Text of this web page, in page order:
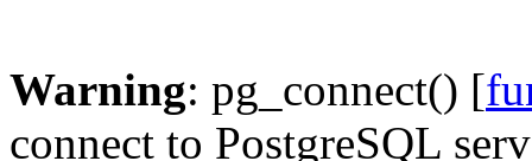
Warning: pg_connect() [
connect to PostgreSQL